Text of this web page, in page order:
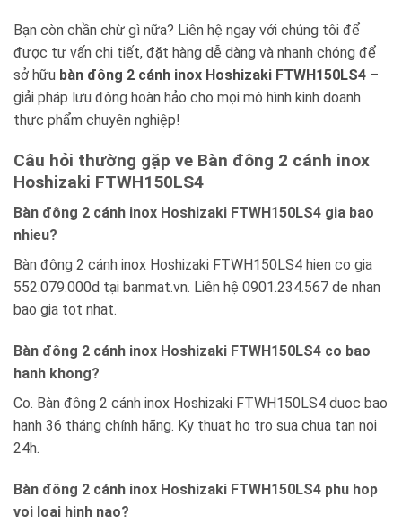
Bạn còn chần chừ gì nữa? Liên hệ ngay với chúng tôi để
được tư vấn chi tiết, đặt hàng dễ dàng và nhanh chóng để
sở hữu bàn đông 2 cánh inox Hoshizaki FTWH150LS4 –
giải pháp lưu đông hoàn hảo cho mọi mô hình kinh doanh
thực phẩm chuyên nghiệp!
Câu hỏi thường gặp ve Bàn đông 2 cánh inox
Hoshizaki FTWH150LS4
Bàn đông 2 cánh inox Hoshizaki FTWH150LS4 gia bao
nhieu?
Bàn đông 2 cánh inox Hoshizaki FTWH150LS4 hien co gia
552.079.000d tại banmat.vn. Liên hệ 0901.234.567 de nhan
bao gia tot nhat.
Bàn đông 2 cánh inox Hoshizaki FTWH150LS4 co bao
hanh khong?
Co. Bàn đông 2 cánh inox Hoshizaki FTWH150LS4 duoc bao
hanh 36 tháng chính hãng. Ky thuat ho tro sua chua tan noi
24h.
Bàn đông 2 cánh inox Hoshizaki FTWH150LS4 phu hop
voi loai hinh nao?